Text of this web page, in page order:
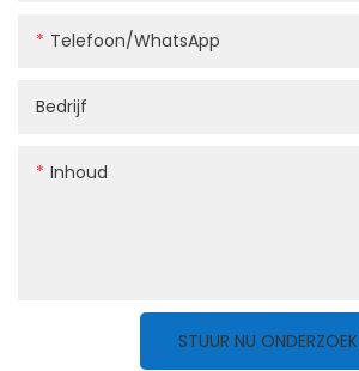
Telefoon/WhatsApp
Bedrijf
Inhoud
STUUR NU ONDERZOEK